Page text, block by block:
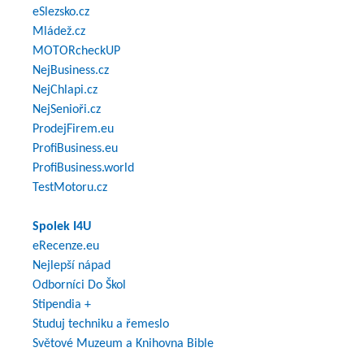
eSlezsko.cz
Mládež.cz
MOTORcheckUP
NejBusiness.cz
NejChlapi.cz
NejSenioři.cz
ProdejFirem.eu
ProfiBusiness.eu
ProfiBusiness.world
TestMotoru.cz
Spolek I4U
eRecenze.eu
Nejlepší nápad
Odborníci Do Škol
Stipendia +
Studuj techniku a řemeslo
Světové Muzeum a Knihovna Bible